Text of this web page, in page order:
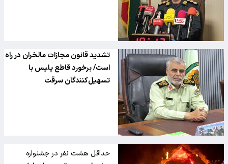
تشدید قانون مجازات مالخران در راه
است/ برخورد قاطع پلیس با
تسهیل‌کنندگان سرقت
حداقل هشت نفر در جشنواره